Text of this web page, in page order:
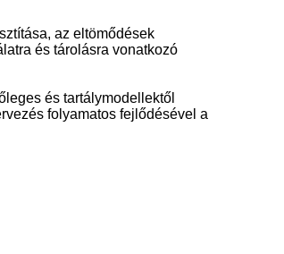
az eltömődések
és tárolásra vonatkozó
és tartálymodellektől
folyamatos fejlődésével a